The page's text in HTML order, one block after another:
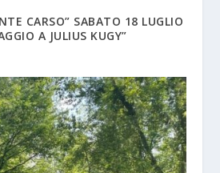
CARSO” SABATO 18 LUGLIO
A JULIUS KUGY”